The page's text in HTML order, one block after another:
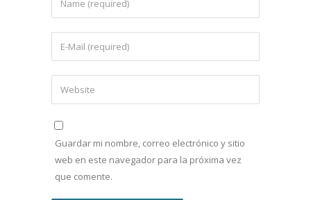
Guardar mi nombre, correo electrónico y sitio
web en este navegador para la próxima vez
que comente.